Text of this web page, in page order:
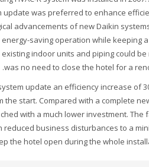
system update was preferred to
technological advancements of new
proof and energy-saving operation
Even the existing indoor units and
was no need to close the
With this system update an efficiency
right from the start. Compared with a
was reached with a much lower
installation reduced business
to keep the hotel open during the